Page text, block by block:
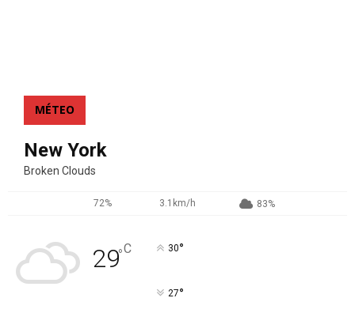
MÉTEO
New York
Broken Clouds
72% 3.1km/h 83%
29°C 30°
27°